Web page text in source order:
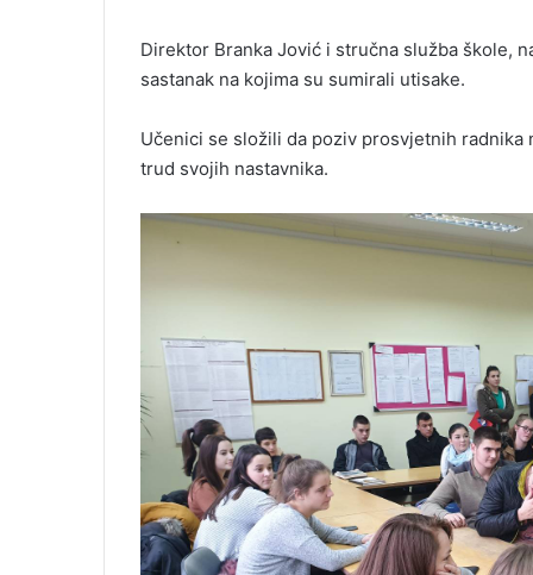
Direktor Branka Jović i stručna služba škole,
sastanak na kojima su sumirali utisake.
Učenici se složili da poziv prosvjetnih
trud svojih nastavnika.